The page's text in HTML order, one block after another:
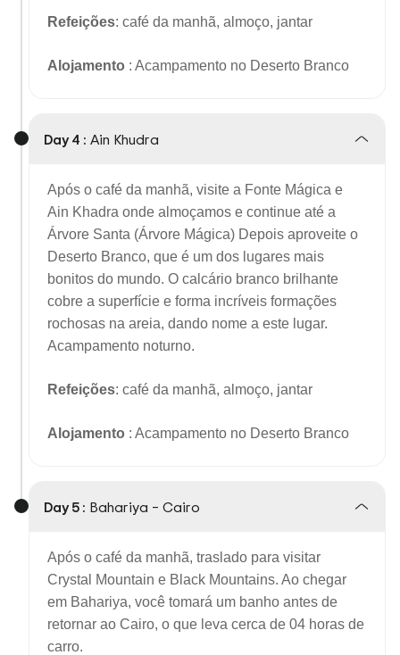
Refeições: café da manhã, almoço, jantar
Alojamento : Acampamento no Deserto Branco
Day 4 : Ain Khudra
Após o café da manhã, visite a Fonte Mágica e
Ain Khadra onde almoçamos e continue até a
Árvore Santa (Árvore Mágica) Depois aproveite o
Deserto Branco, que é um dos lugares mais
bonitos do mundo. O calcário branco brilhante
cobre a superfície e forma incríveis formações
rochosas na areia, dando nome a este lugar.
Acampamento noturno.
Refeições: café da manhã, almoço, jantar
Alojamento : Acampamento no Deserto Branco
Day 5 : Bahariya – Cairo
Após o café da manhã, traslado para visitar
Crystal Mountain e Black Mountains. Ao chegar
em Bahariya, você tomará um banho antes de
retornar ao Cairo, o que leva cerca de 04 horas de
carro.